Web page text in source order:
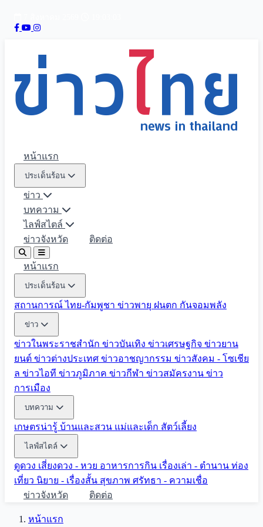
หน้าแรก
ประเด็นร้อน
ข่าว
บทความ
ไลฟ์สไตล์
ข่าวจังหวัด
ติดต่อ
หน้าแรก
ประเด็นร้อน
สถานการณ์ ไทย-กัมพูชา ข่าวพายุ ฝนตก กันจอมพลัง
ข่าว
ข่าวในพระราชสำนัก ข่าวบันเทิง ข่าวเศรษฐกิจ ข่าวยาน
ยนต์ ข่าวต่างประเทศ ข่าวอาชญากรรม ข่าวสังคม - โซเชีย
ล ข่าวไอที ข่าวภูมิภาค ข่าวกีฬา ข่าวสมัครงาน ข่าว
การเมือง
บทความ
เกษตรน่ารู้ บ้านและสวน แม่และเด็ก สัตว์เลี้ยง
ไลฟ์สไตล์
ดูดวง เสี่ยงดวง - หวย อาหารการกิน เรื่องเล่า - ตำนาน ท่อง
เที่ยว นิยาย - เรื่องสั้น สุขภาพ ศรัทธา - ความเชื่อ
ข่าวจังหวัด
ติดต่อ
หน้าแรก